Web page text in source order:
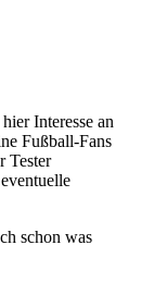
Interesse an
Fußball-Fans
Tester
schon was